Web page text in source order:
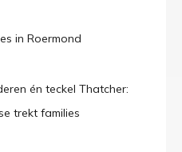
in Roermond
én teckel Thatcher:
trekt families